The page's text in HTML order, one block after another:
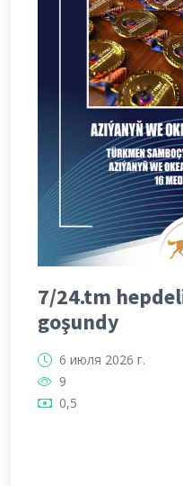
7/24.tm
goşundy
6 июля 2026 г.
9
0,5